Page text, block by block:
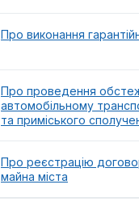
Про виконання
Про проведення
автомобільному
та приміського
Про реєстрацію
майна міста